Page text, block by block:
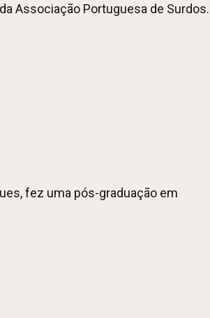
Associação Portuguesa de Surdos.
fez uma pós-graduação em